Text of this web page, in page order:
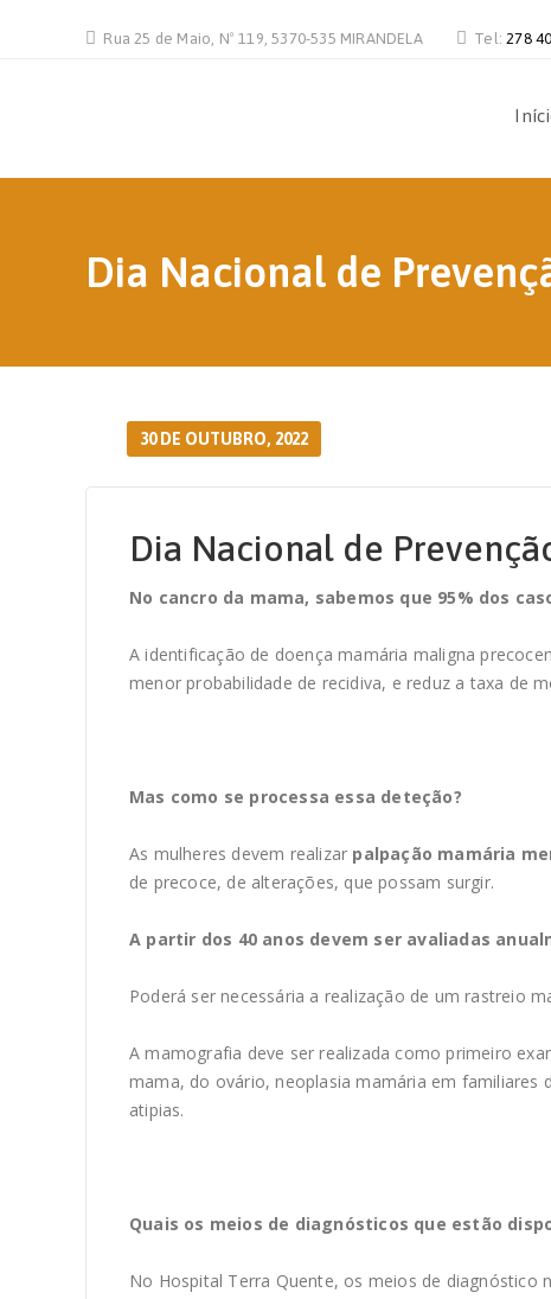
Rua 25 de Maio, Nº 119, 5370-535 MIRANDELA Tel:278
Dia Nacional de
30 DE OUTUBRO, 2022
Dia Nacional de
No cancro da mama, sabemos que 95% dos
A identificação de doença mamária maligna
menor probabilidade de recidiva, e reduz a taxa de
Mas como se processa essa deteção?
As mulheres devem realizar palpação mamária
de precoce, de alterações, que possam surgir.
A partir dos 40 anos devem ser avaliadas
Poderá ser necessária a realização de um rastreio
A mamografia deve ser realizada como primeiro
mama, do ovário, neoplasia mamária em
atipias.
Quais os meios de diagnósticos que estão
No Hospital Terra Quente, os meios de diagnóstico